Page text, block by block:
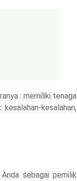
: memiliki tenaga
kesalahan,
sebagai pemilik